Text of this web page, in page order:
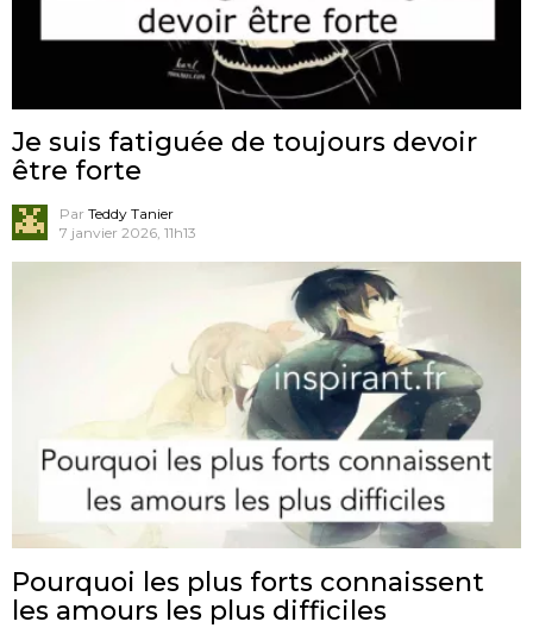
Je suis fatiguée de toujours devoir
être forte
Par Teddy Tanier
7 janvier 2026, 11h13
Pourquoi les plus forts connaissent
les amours les plus difficiles